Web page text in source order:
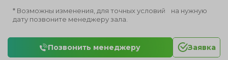
* Возможны изменения, для точных условий на нужную
дату позвоните менеджеру зала.
Позвонить менеджеру Заявка